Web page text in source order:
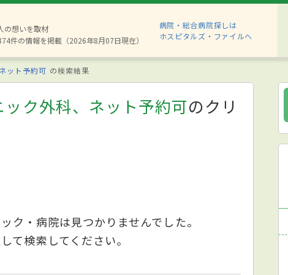
の想いを取材
件の情報を掲載（2026年8月07日現在）
病院・総合病院探しは
ホスピタルズ・ファイルへ
ット予約可 の検索結果
ク外科、ネット予約可のクリ
ク・病院は見つかりませんでした。
て検索してください。